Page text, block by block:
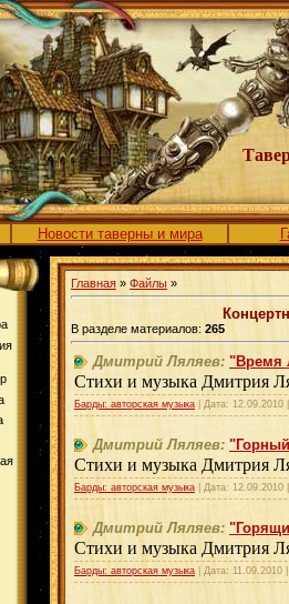
Новости таверны и мира
Главная » Файлы »
В разделе материалов: 265
Дмитрий Ляляев: "Время
Стихи и музыка Дмитрия
Барды: авторская музыка | Дата: 12.09.2010
Дмитрий Ляляев:
Стихи и музыка Дмитрия
Барды: авторская музыка | Дата: 12.09.2010
Дмитрий Ляляев:
Стихи и музыка Дмитрия
Барды: авторская музыка | Дата: 11.09.2010